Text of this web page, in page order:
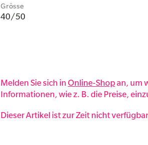
Grösse
40/50
Melden Sie sich inOnline-Shopan, um
Informationen, wie z. B. die Preise,
Dieser Artikel ist zur Zeit nicht verfügbar